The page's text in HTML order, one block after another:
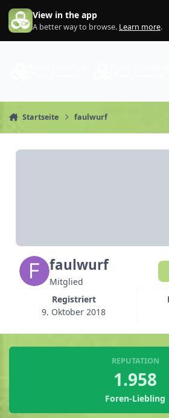
Zum Inhalt springen
View in the app
A better way to browse. Learn more.
Startseite faulwurf
faulwurf
Mitglied
Registriert
9. Oktober 2018
REPUTATION
1.958
Foren-Liebling